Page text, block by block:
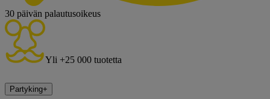
30 päivän palautusoikeus
Yli +25 000 tuotetta
Partyking+